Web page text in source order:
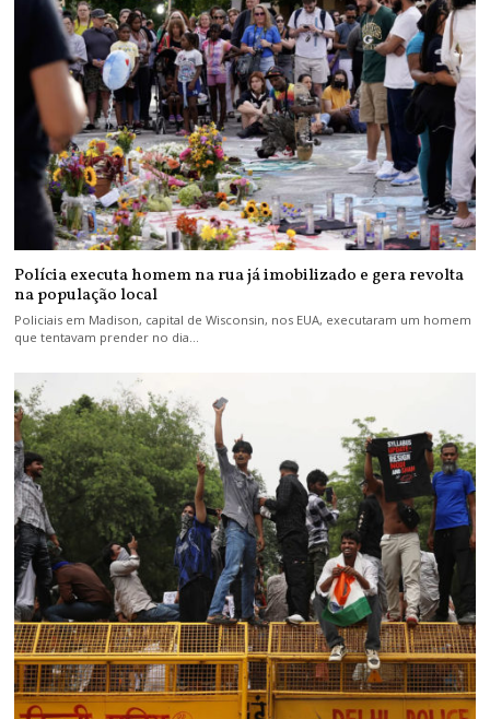
Polícia executa homem na rua já imobilizado e gera revolta
na população local
Policiais em Madison, capital de Wisconsin, nos EUA, executaram um homem
que tentavam prender no dia…